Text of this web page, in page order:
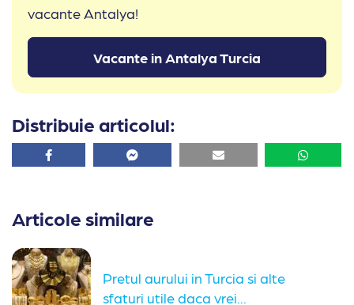
vacante Antalya!
Vacante in Antalya Turcia
Distribuie articolul:
Facebook Facebook Email
Articole similare
Pretul aurului in Turcia si alte
sfaturi utile daca vrei...